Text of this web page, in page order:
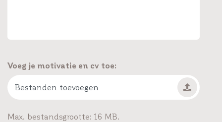
Voeg je motivatie en cv toe:
Bestanden toevoegen
Max. bestandsgrootte: 16 MB.